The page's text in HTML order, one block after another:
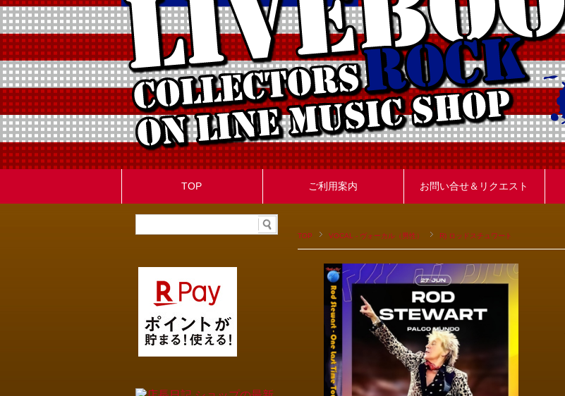
TOP ご利用案内 お問い合せ＆リクエスト
TOP VOCAL - ヴォーカル（男性） R) ロッドスチュワート